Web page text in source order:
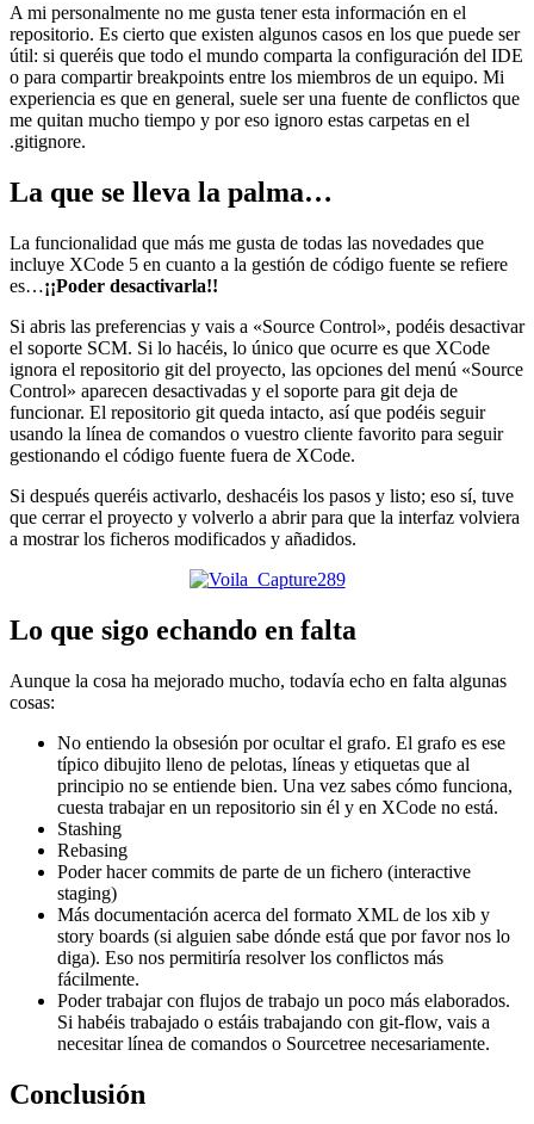
A mi personalmente no me gusta tener esta información en el
repositorio. Es cierto que existen algunos casos en los que puede ser
útil: si queréis que todo el mundo comparta la configuración del IDE
o para compartir breakpoints entre los miembros de un equipo. Mi
experiencia es que en general, suele ser una fuente de conflictos que
me quitan mucho tiempo y por eso ignoro estas carpetas en el
.gitignore.
La que se lleva la palma…
La funcionalidad que más me gusta de todas las novedades que
incluye XCode 5 en cuanto a la gestión de código fuente se refiere
es…¡¡Poder desactivarla!!
Si abris las preferencias y vais a «Source Control», podéis desactivar
el soporte SCM. Si lo hacéis, lo único que ocurre es que XCode
ignora el repositorio git del proyecto, las opciones del menú «Source
Control» aparecen desactivadas y el soporte para git deja de
funcionar. El repositorio git queda intacto, así que podéis seguir
usando la línea de comandos o vuestro cliente favorito para seguir
gestionando el código fuente fuera de XCode.
Si después queréis activarlo, deshacéis los pasos y listo; eso sí, tuve
que cerrar el proyecto y volverlo a abrir para que la interfaz volviera
a mostrar los ficheros modificados y añadidos.
Lo que sigo echando en falta
Aunque la cosa ha mejorado mucho, todavía echo en falta algunas
cosas:
No entiendo la obsesión por ocultar el grafo. El grafo es ese
típico dibujito lleno de pelotas, líneas y etiquetas que al
principio no se entiende bien. Una vez sabes cómo funciona,
cuesta trabajar en un repositorio sin él y en XCode no está.
Stashing
Rebasing
Poder hacer commits de parte de un fichero (interactive
staging)
Más documentación acerca del formato XML de los xib y
story boards (si alguien sabe dónde está que por favor nos lo
diga). Eso nos permitiría resolver los conflictos más
fácilmente.
Poder trabajar con flujos de trabajo un poco más elaborados.
Si habéis trabajado o estáis trabajando con git-flow, vais a
necesitar línea de comandos o Sourcetree necesariamente.
Conclusión